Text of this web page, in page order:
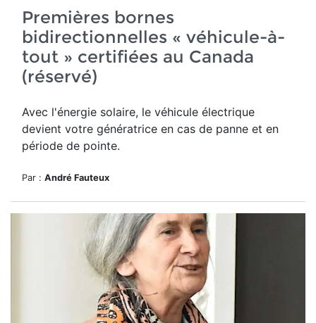
Premières bornes
bidirectionnelles « véhicule-à-
tout » certifiées au Canada
(réservé)
Avec l'énergie solaire, le véhicule électrique
devient votre génératrice en cas de panne et en
période de pointe.
Par : André Fauteux